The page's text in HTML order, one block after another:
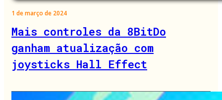
1 de março de 2024
Mais controles da 8BitDo
ganham atualização com
joysticks Hall Effect